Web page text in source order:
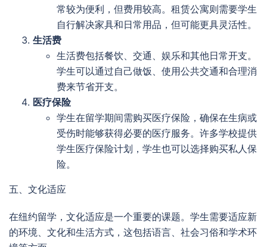
常较为便利，但费用较高。租赁公寓则需要学生
自行解决家具和日常用品，但可能更具灵活性。
生活费
生活费包括餐饮、交通、娱乐和其他日常开支。
学生可以通过自己做饭、使用公共交通和合理消
费来节省开支。
医疗保险
学生在留学期间需购买医疗保险，确保在生病或
受伤时能够获得必要的医疗服务。许多学校提供
学生医疗保险计划，学生也可以选择购买私人保
险。
五、文化适应
在纽约留学，文化适应是一个重要的课题。学生需要适应新
的环境、文化和生活方式，这包括语言、社会习俗和学术环